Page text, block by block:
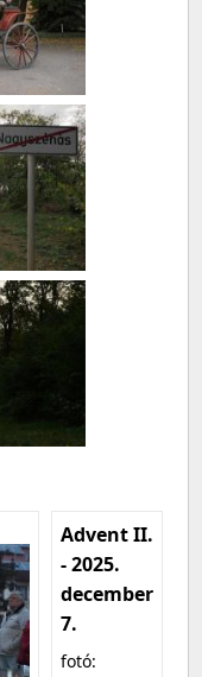
Advent II.
- 2025.
december
7.
fotó: